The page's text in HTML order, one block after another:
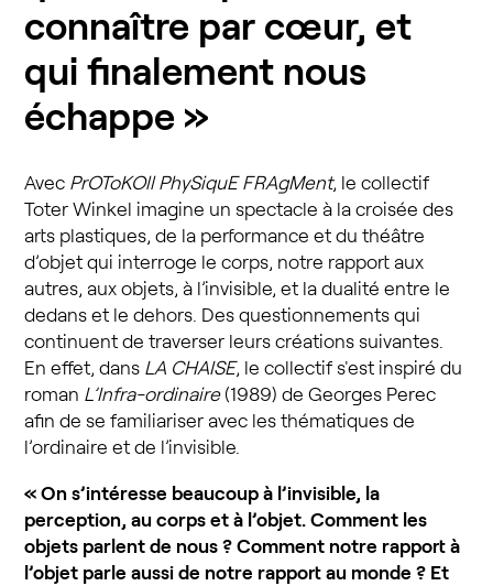
connaître par cœur, et
qui finalement nous
échappe »
Avec PrOToKOll PhySiquE FRAgMent, le collectif
Toter Winkel imagine un spectacle à la croisée des
arts plastiques, de la performance et du théâtre
d’objet qui interroge le corps, notre rapport aux
autres, aux objets, à l’invisible, et la dualité entre le
dedans et le dehors. Des questionnements qui
continuent de traverser leurs créations suivantes.
En effet, dans LA CHAISE, le collectif s'est inspiré du
roman L’Infra-ordinaire(1989) de Georges Perec
afin de se familiariser avec les thématiques de
l’ordinaire et de l’invisible.
« On s’intéresse beaucoup à l’invisible, la
perception, au corps et à l’objet. Comment les
objets parlent de nous ? Comment notre rapport à
l’objet parle aussi de notre rapport au monde ? Et